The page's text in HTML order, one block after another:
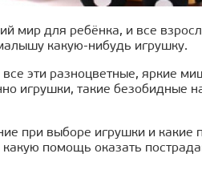
мир для ребёнка, и все
какую-нибудь игрушку.
эти разноцветные, яркие
игрушки, такие безобидные
при выборе игрушки и какие
помощь оказать